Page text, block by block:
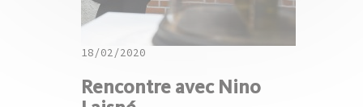
18/02/2020
Rencontre avec Nino